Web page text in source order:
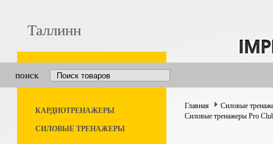
Таллинн
поиск
КАРДИОТРЕНАЖЕРЫ
СИЛОВЫЕ ТРЕНАЖЕРЫ
Главная
Силовые
Силовые тренажеры Pro